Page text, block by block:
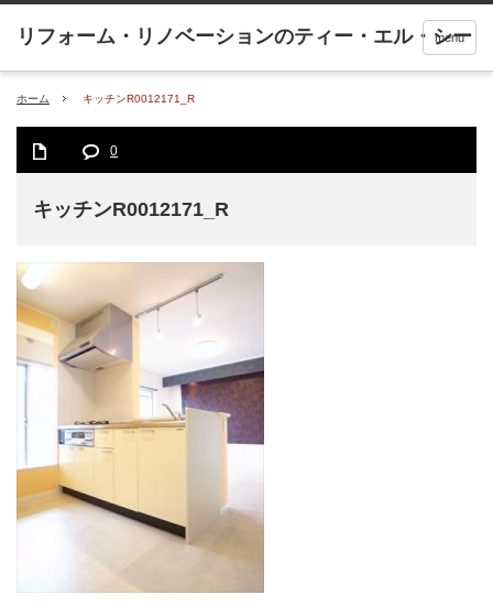
menu
ホーム キッチンR0012171_R
0
キッチンR0012171_R